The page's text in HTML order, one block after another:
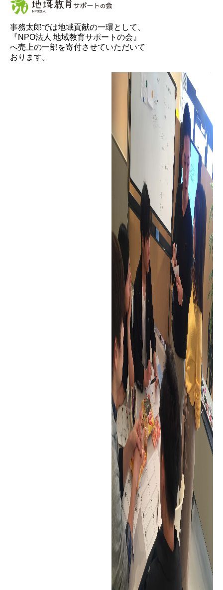
事務太郎では地域貢献の一環として、
『NPO法人 地域教育サポートの会』
へ売上の一部を寄付させていただいて
おります。